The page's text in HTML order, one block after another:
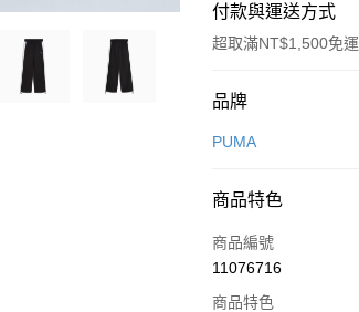
付款與運送方式
超取滿NT$1,500免運
付款方式
信用卡一次付款
合作金庫商業銀行
華南商業銀行
上海商業儲蓄銀行
LINE Pay
Apple Pay
品牌
PUMA
商品特色
商品編號
11076716
商品特色